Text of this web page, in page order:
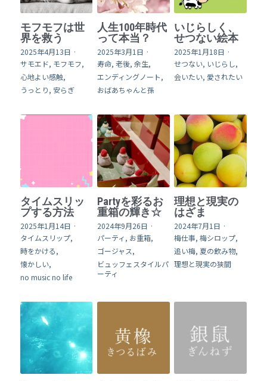
モフモフは世
界を救う
2025年4月13日 ·
サモエド, モフモフ,
心地よい感触,
うっとり, 安らぎ
人生100年時代
って本当？
2025年3月1日 ·
寿命, 老後, 余生,
エンディングノート,
おばあちゃんと孫
いじらしく、
せつない絵本
2025年1月18日 ·
せつない, いじらし,
会いたい, 愛されたい
タイムスリッ
プする方法
2025年1月14日 ·
タイムスリップ,
時をかける,
懐かしい,
no music no life
Partyを彩るお
重箱の輝き☆
2024年9月26日 ·
パーティ, お重箱,
ゴージャス,
ビュッフェスタイルパ
ーティ
理想と現実の
はざま
2024年7月1日 ·
梅仕事, 梅シロップ,
追い梅, 夏の飲み物,
理想と現実の狭間